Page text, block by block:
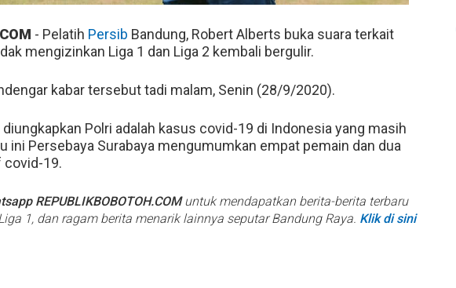
- Pelatih Persib Bandung, Robert Alberts buka suara terkait
mengizinkan Liga 1 dan Liga 2 kembali bergulir.
kabar tersebut tadi malam, Senin (28/9/2020).
diungkapkan Polri adalah kasus covid-19 di Indonesia yang masih
ini Persebaya Surabaya mengumumkan empat pemain dan dua
19.
REPUBLIKBOBOTOH.COMuntuk mendapatkan berita-berita terbaru
1, dan ragam berita menarik lainnya seputar Bandung Raya. Klik di sini